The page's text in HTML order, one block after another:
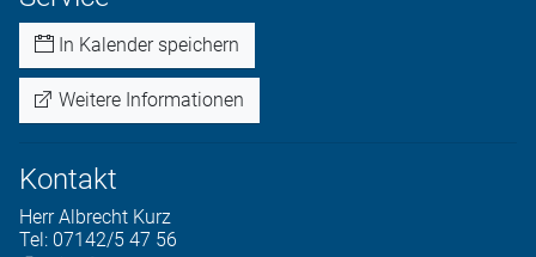
In Kalender speichern
Weitere Informationen
Kontakt
Herr Albrecht Kurz
Tel: 07142/5 47 56